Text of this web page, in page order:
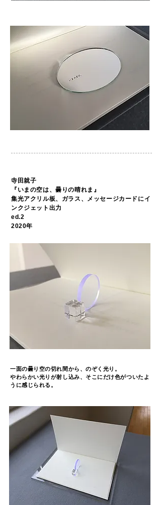
寺田就子
『いまの空は、曇りの晴れま』
集光アクリル板、ガラス、メッセージカードにイ
ンクジェット出力
ed.2
2020年
一面の曇り空の切れ間から、のぞく光り。
​やわらかい光りが射し込み、そこにだけ色がついたよ
うに感じられる。